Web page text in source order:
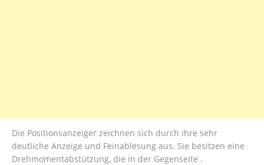
Die Positionsanzeiger zeichnen sich durch ihre sehr
deutliche Anzeige und Feinablesung aus. Sie besitzen eine
Drehmomentabstützung, die in der Gegenseite .